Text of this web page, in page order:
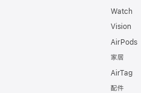
Watch
Vision
AirPods
家居
AirTag
配件